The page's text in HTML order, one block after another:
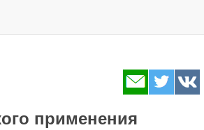
применения